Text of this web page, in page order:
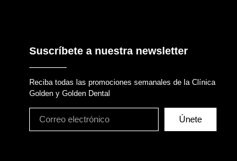
Suscríbete a nuestra newsletter
Reciba todas las promociones semanales de la Clínica
Golden y Golden Dental
Únete